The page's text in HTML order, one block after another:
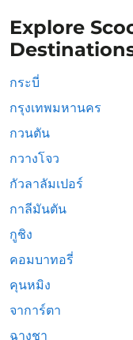
Explore
กระบี่
กรุงเทพมหานคร
กวนตัน
กวางโจว
กัวลาลัมเปอร์
กาลีมันตัน
กูชิง
คอมบาทอรี่
คุนหมิง
จาการ์ตา
ฉางชา